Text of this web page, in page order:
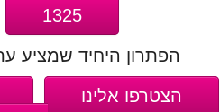
1325
הפתרון היחיד שמציע
הצטרפו אלינו